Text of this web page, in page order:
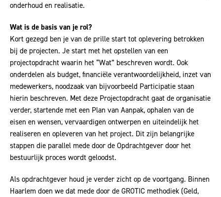
onderhoud en realisatie.
Wat is de basis van je rol?
Kort gezegd ben je van de prille start tot oplevering betrokken
bij de projecten. Je start met het opstellen van een
projectopdracht waarin het “Wat” beschreven wordt. Ook
onderdelen als budget, financiële verantwoordelijkheid, inzet van
medewerkers, noodzaak van bijvoorbeeld Participatie staan
hierin beschreven. Met deze Projectopdracht gaat de organisatie
verder, startende met een Plan van Aanpak, ophalen van de
eisen en wensen, vervaardigen ontwerpen en uiteindelijk het
realiseren en opleveren van het project. Dit zijn belangrijke
stappen die parallel mede door de Opdrachtgever door het
bestuurlijk proces wordt geloodst.
Als opdrachtgever houd je verder zicht op de voortgang. Binnen
Haarlem doen we dat mede door de GROTIC methodiek (Geld,